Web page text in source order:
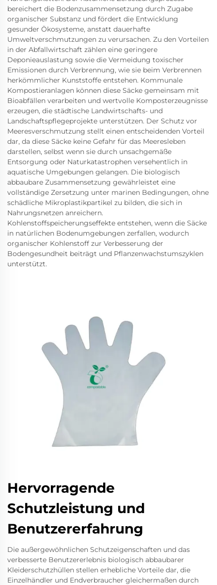
bereichert die Bodenzusammensetzung durch Zugabe
organischer Substanz und fördert die Entwicklung
gesunder Ökosysteme, anstatt dauerhafte
Umweltverschmutzungen zu verursachen. Zu den Vorteilen
in der Abfallwirtschaft zählen eine geringere
Deponieauslastung sowie die Vermeidung toxischer
Emissionen durch Verbrennung, wie sie beim Verbrennen
herkömmlicher Kunststoffe entstehen. Kommunale
Kompostieranlagen können diese Säcke gemeinsam mit
Bioabfällen verarbeiten und wertvolle Komposterzeugnisse
erzeugen, die städtische Landwirtschafts- und
Landschaftspflegeprojekte unterstützen. Der Schutz vor
Meeresverschmutzung stellt einen entscheidenden Vorteil
dar, da diese Säcke keine Gefahr für das Meeresleben
darstellen, selbst wenn sie durch unsachgemäße
Entsorgung oder Naturkatastrophen versehentlich in
aquatische Umgebungen gelangen. Die biologisch
abbaubare Zusammensetzung gewährleistet eine
vollständige Zersetzung unter marinen Bedingungen, ohne
schädliche Mikroplastikpartikel zu bilden, die sich in
Nahrungsnetzen anreichern.
Kohlenstoffspeicherungseffekte entstehen, wenn die Säcke
in natürlichen Bodenumgebungen zerfallen, wodurch
organischer Kohlenstoff zur Verbesserung der
Bodengesundheit beiträgt und Pflanzenwachstumszyklen
unterstützt.
Hervorragende
Schutzleistung und
Benutzererfahrung
Die außergewöhnlichen Schutzeigenschaften und das
verbesserte Benutzererlebnis biologisch abbaubarer
Kleiderschutzhüllen stellen erhebliche Vorteile dar, die
Einzelhändler und Endverbraucher gleichermaßen durch